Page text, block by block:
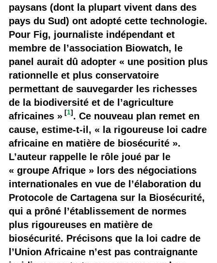
paysans (dont la plupart vivent dans des
pays du Sud) ont adopté cette technologie.
Pour Fig, journaliste indépendant et
membre de l’association Biowatch, le
panel aurait dû adopter « une position plus
rationnelle et plus conservatoire
permettant de sauvegarder les richesses
de la biodiversité et de l’agriculture
africaines » [1]. Ce nouveau plan remet en
cause, estime-t-il, « la rigoureuse loi cadre
africaine en matière de biosécurité ».
L’auteur rappelle le rôle joué par le
« groupe Afrique » lors des négociations
internationales en vue de l’élaboration du
Protocole de Cartagena sur la Biosécurité,
qui a prôné l’établissement de normes
plus rigoureuses en matière de
biosécurité. Précisons que la loi cadre de
l’Union Africaine n’est pas contraignante